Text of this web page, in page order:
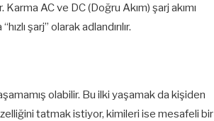
AC ve DC (Doğru Akım) şarj akımı
şarj” olarak adlandırılır.
olabilir. Bu ilki yaşamak da kişiden
tatmak istiyor, kimileri ise mesafeli bir